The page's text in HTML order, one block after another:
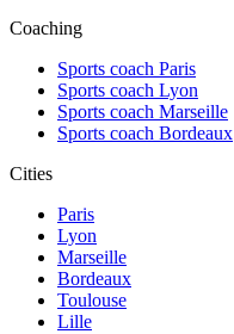
Coaching
Sports coach Paris
Sports coach Lyon
Sports coach Marseille
Sports coach Bordeaux
Cities
Paris
Lyon
Marseille
Bordeaux
Toulouse
Lille